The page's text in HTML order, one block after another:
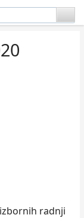
radnji